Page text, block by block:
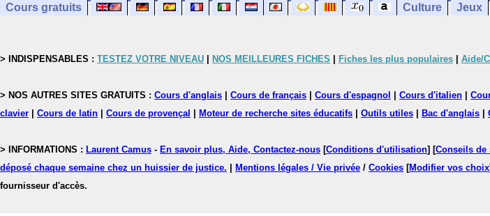
Cours gratuits Culture Jeux
> INDISPENSABLES : TESTEZ VOTRE NIVEAU NOS MEILLEURES FICHES Fiches les plus populaires Aide/
> NOS AUTRES SITES GRATUITS : Cours d'anglais Cours de français Cours d'espagnol Cours d'italien
clavier
Cours de latin Cours de provençal Moteur de recherche sites éducatifs Outils utiles Bac d'anglais
> INFORMATIONS : Laurent Camus - En savoir plus, Aide, Contactez-nous [Conditions d'utilisation] [Conseils de
déposé chaque semaine chez un huissier de justice.
Mentions légales / Vie privée / Cookies [Modifier vos choix]
fournisseur d'accès.